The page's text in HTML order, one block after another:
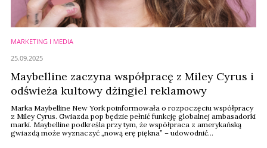
MARKETING I MEDIA
Maybelline zaczyna współpracę z Miley Cyrus i
odświeża kultowy dżingiel reklamowy
Marka Maybelline New York poinformowała o rozpoczęciu współpracy
z Miley Cyrus. Gwiazda pop będzie pełnić funkcję globalnej ambasadorki
marki. Maybelline podkreśla przy tym, że współpraca z amerykańską
gwiazdą może wyznaczyć „nową erę piękna” – udowodnić
25.09.2025